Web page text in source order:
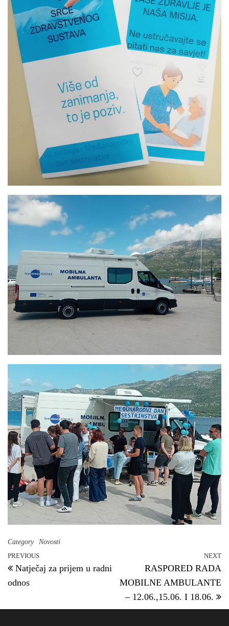
Category Novosti
Post navigation
Previous Post
PREVIOUS
Natječaj za prijem u radni
odnos
NEXT
RASPORED RADA
MOBILNE AMBULANTE
– 12.06.,15.06. I 18.06.